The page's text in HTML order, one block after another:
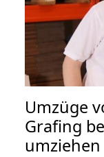
Umzüge
Grafing
umziehen